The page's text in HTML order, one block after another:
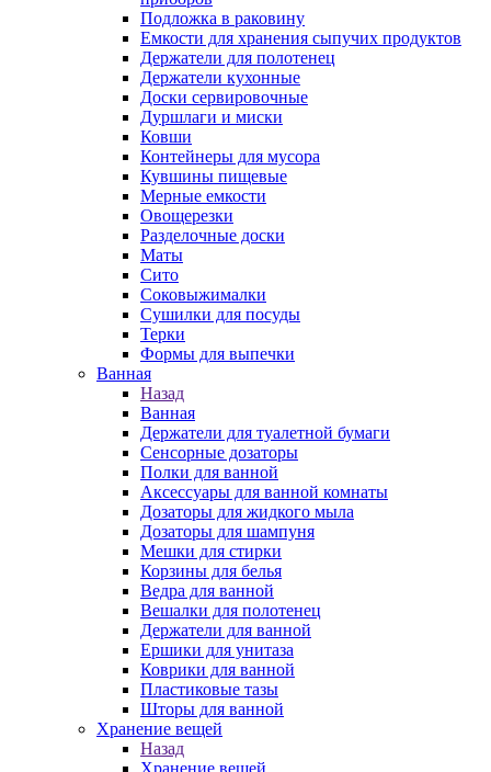
Подложка в раковину
Емкости для хранения сыпучих продуктов
Держатели для полотенец
Держатели кухонные
Доски сервировочные
Дуршлаги и миски
Ковши
Контейнеры для мусора
Кувшины пищевые
Мерные емкости
Овощерезки
Разделочные доски
Маты
Сито
Соковыжималки
Сушилки для посуды
Терки
Формы для выпечки
Ванная
Назад
Ванная
Держатели для туалетной бумаги
Сенсорные дозаторы
Полки для ванной
Аксессуары для ванной комнаты
Дозаторы для жидкого мыла
Дозаторы для шампуня
Мешки для стирки
Корзины для белья
Ведра для ванной
Вешалки для полотенец
Держатели для ванной
Ершики для унитаза
Коврики для ванной
Пластиковые тазы
Шторы для ванной
Хранение вещей
Назад